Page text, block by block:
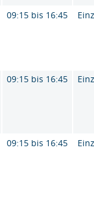
09:15 bis 16:45
09:15 bis 16:45
09:15 bis 16:45